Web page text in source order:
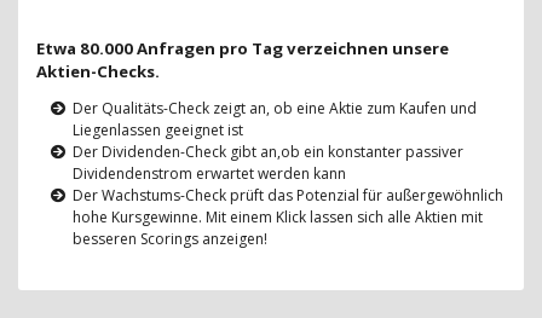
Etwa 80.000 Anfragen pro Tag verzeichnen unsere
Aktien-Checks.
Der Qualitäts-Check zeigt an, ob eine Aktie zum Kaufen und
Liegenlassen geeignet ist
Der Dividenden-Check gibt an,ob ein konstanter passiver
Dividendenstrom erwartet werden kann
Der Wachstums-Check prüft das Potenzial für außergewöhnlich
hohe Kursgewinne. Mit einem Klick lassen sich alle Aktien mit
besseren Scorings anzeigen!